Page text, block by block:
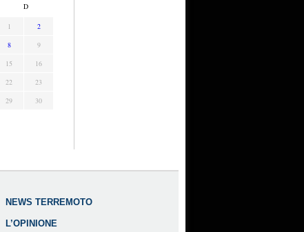
D
1
2
8
9
15
16
22
23
29
30
NEWS TERREMOTO
L’OPINIONE